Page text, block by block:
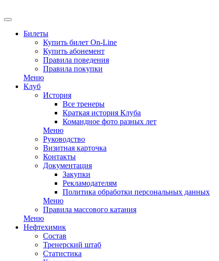
Билеты
Купить билет On-Line
Купить абонемент
Правила поведения
Правила покупки
Меню
Клуб
История
Все тренеры
Краткая история Клуба
Командное фото разных лет
Меню
Руководство
Визитная карточка
Контакты
Документация
Закупки
Рекламодателям
Политика обработки персональных данных
Меню
Правила массового катания
Меню
Нефтехимик
Состав
Тренерский штаб
Статистика